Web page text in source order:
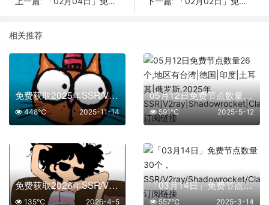
相关推荐
免费获取2025年SSR/V2Ray/Clash节点 | 11月14日可用
2025-11-14
448℃
05月12日免费节点数量26个,地区有台湾|德国|印度|土耳其|俄罗斯,2025年SSR|V2ray|Shadowrocket|Clash订阅链接
2025-5-12
591℃
免费获取2026年SSR/V2Ray/Clash节点 | 04月05日可用
2026-4-5
135℃
「03月14日」免费节点数量30个，SSR/V2ray/Shadowrocket/Clash订阅链接
2025-3-14
557℃